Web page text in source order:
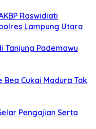
Raswidiati
Lampung Utara
Tanjung Pademawu
Bea Cukai Madura Tak
Pengajian Serta